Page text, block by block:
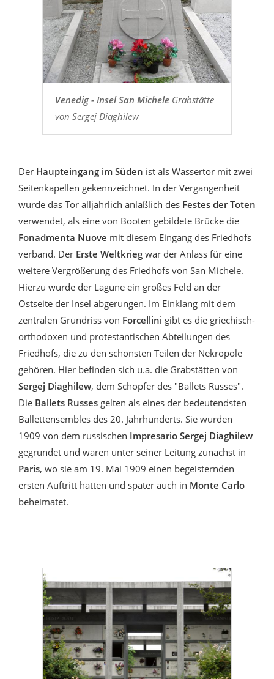
Venedig - Insel San MicheleGrabstätte
von Sergej Diaghilew
Der Haupteingang im Süden ist als Wassertor mit zwei
Seitenkapellen gekennzeichnet. In der Vergangenheit
wurde das Tor alljährlich anläßlich des Festes der Toten
verwendet, als eine von Booten gebildete Brücke die
Fonadmenta Nuove mit diesem Eingang des Friedhofs
verband. Der Erste Weltkrieg war der Anlass für eine
weitere Vergrößerung des Friedhofs von San Michele.
Hierzu wurde der Lagune ein großes Feld an der
Ostseite der Insel abgerungen. Im Einklang mit dem
zentralen Grundriss von Forcellini gibt es die griechisch-
orthodoxen und protestantischen Abteilungen des
Friedhofs, die zu den schönsten Teilen der Nekropole
gehören. Hier befinden sich u.a. die Grabstätten von
Sergej Diaghilew, dem Schöpfer des "Ballets Russes".
Die Ballets Russes gelten als eines der bedeutendsten
Ballettensembles des 20. Jahrhunderts. Sie wurden
1909 von dem russischen Impresario Sergej Diaghilew
gegründet und waren unter seiner Leitung zunächst in
Paris, wo sie am 19. Mai 1909 einen begeisternden
ersten Auftritt hatten und später auch in Monte Carlo
beheimatet.